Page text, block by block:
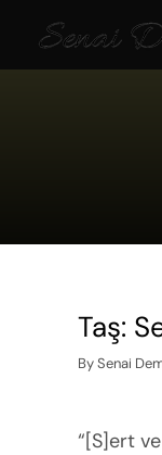
content
Taş:
BySenai
“[S]ert